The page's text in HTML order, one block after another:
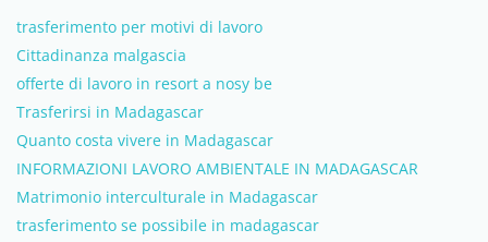
trasferimento per motivi di lavoro
Cittadinanza malgascia
offerte di lavoro in resort a nosy be
Trasferirsi in Madagascar
Quanto costa vivere in Madagascar
INFORMAZIONI LAVORO AMBIENTALE IN MADAGASCAR
Matrimonio interculturale in Madagascar
trasferimento se possibile in madagascar